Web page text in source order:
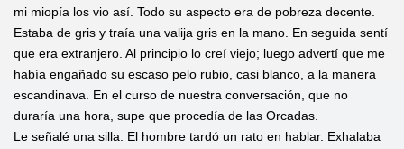
mi miopía los vio así. Todo su aspecto era de pobreza decente.
Estaba de gris y traía una valija gris en la mano. En seguida sentí
que era extranjero. Al principio lo creí viejo; luego advertí que me
había engañado su escaso pelo rubio, casi blanco, a la manera
escandinava. En el curso de nuestra conversación, que no
duraría una hora, supe que procedía de las Orcadas.
Le señalé una silla. El hombre tardó un rato en hablar. Exhalaba